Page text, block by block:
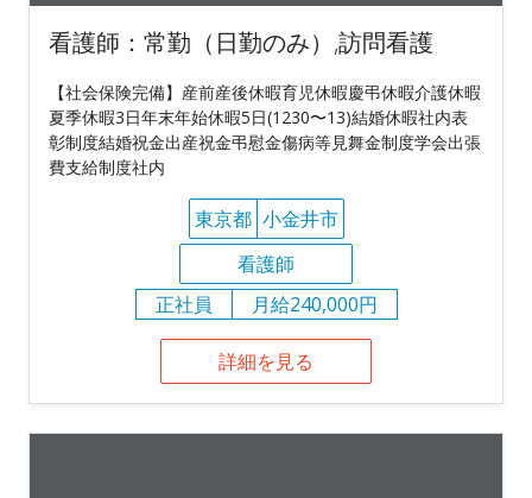
看護師：常勤（日勤のみ）,訪問看護
【社会保険完備】産前産後休暇育児休暇慶弔休暇介護休暇
夏季休暇3日年末年始休暇5日(1230〜13)結婚休暇社内表
彰制度結婚祝金出産祝金弔慰金傷病等見舞金制度学会出張
費支給制度社内
東京都 小金井市
看護師
正社員
月給240,000円
詳細を見る